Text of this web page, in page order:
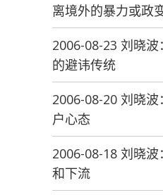
离境外的暴力或政
2006-08-23 刘晓
的避讳传统
2006-08-20 刘晓
户心态
2006-08-18 刘晓
和下流